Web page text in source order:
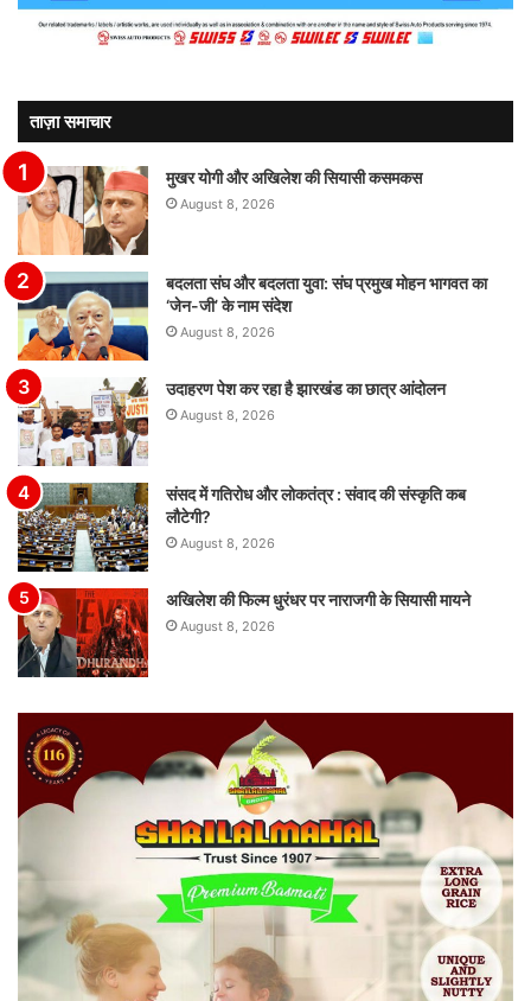
ताज़ा समाचार
मुखर योगी और अखिलेश की सियासी कसमकस
August 8, 2026
बदलता संघ और बदलता युवा: संघ प्रमुख मोहन भागवत का
‘जेन-जी’ के नाम संदेश
August 8, 2026
उदाहरण पेश कर रहा है झारखंड का छात्र आंदोलन
August 8, 2026
संसद में गतिरोध और लोकतंत्र : संवाद की संस्कृति कब
लौटेगी?
August 8, 2026
अखिलेश की फिल्म धुरंधर पर नाराजगी के सियासी मायने
August 8, 2026